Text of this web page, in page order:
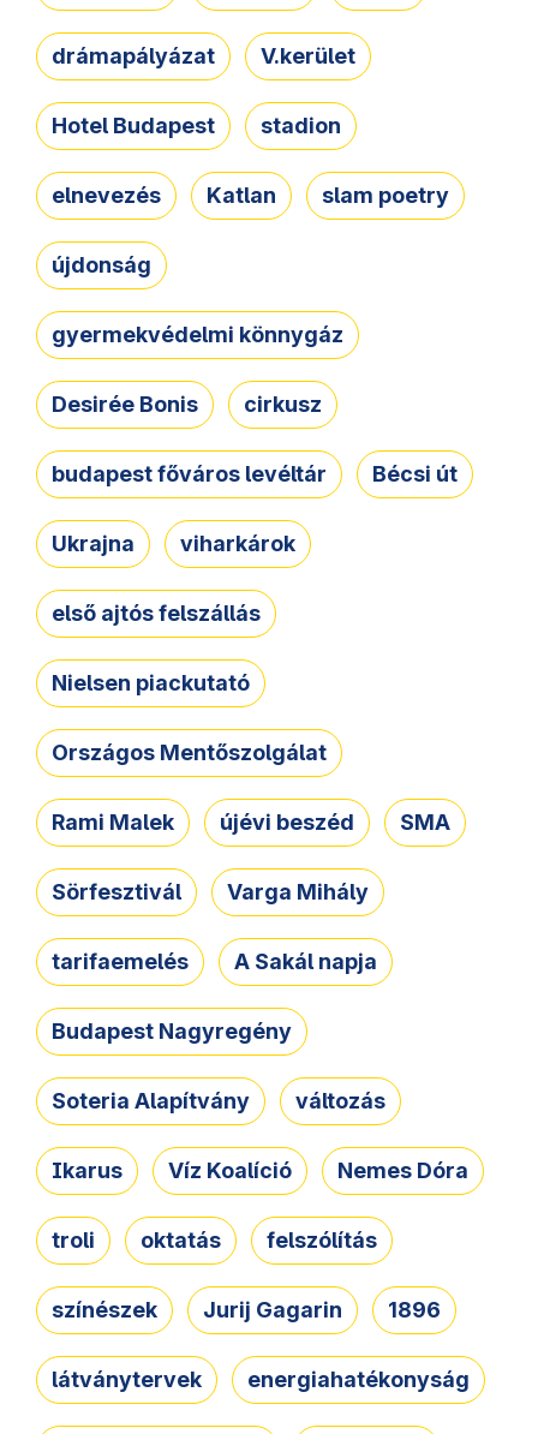
drámapályázat V.kerület
Hotel Budapest stadion
elnevezés Katlan slam poetry
újdonság
gyermekvédelmi könnygáz
Desirée Bonis cirkusz
budapest főváros levéltár Bécsi út
Ukrajna viharkárok
első ajtós felszállás
Nielsen piackutató
Országos Mentőszolgálat
Rami Malek újévi beszéd SMA
Sörfesztivál Varga Mihály
tarifaemelés A Sakál napja
Budapest Nagyregény
Soteria Alapítvány változás
Ikarus Víz Koalíció Nemes Dóra
troli oktatás felszólítás
színészek Jurij Gagarin 1896
látványtervek energiahatékonyság